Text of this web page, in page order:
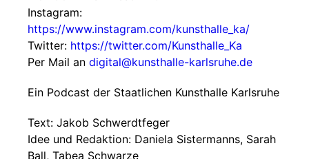
Instagram:
https://www.instagram.com/kunsthalle_ka/
Twitter: https://twitter.com/Kunsthalle_Ka
Per Mail an digital@kunsthalle-karlsruhe.de
Ein Podcast der Staatlichen Kunsthalle Karlsruhe
Text: Jakob Schwerdtfeger
Idee und Redaktion: Daniela Sistermanns, Sarah
Ball, Tabea Schwarze